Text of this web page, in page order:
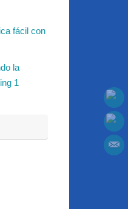
fácil con
la
1